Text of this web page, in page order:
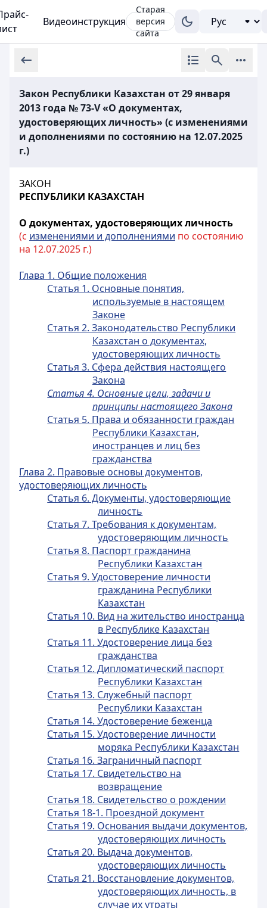
Видеоинструкция
Старая
версия
сайта
Закон Республики Казахстан от 29 января
2013 года № 73-V «О документах,
удостоверяющих личность» (с изменениями
и дополнениями по состоянию на 12.07.2025
г.)
ЗАКОН
РЕСПУБЛИКИ КАЗАХСТАН
О документах, удостоверяющих личность
(с изменениями и дополнениями по состоянию
на 12.07.2025 г.)
Глава 1. Общие положения
Статья 1. Основные понятия,
используемые в настоящем
Законе
Статья 2. Законодательство Республики
Казахстан о документах,
удостоверяющих личность
Статья 3. Сфера действия настоящего
Закона
Статья 4. Основные цели, задачи и
принципы настоящего Закона
Статья 5. Права и обязанности граждан
Республики Казахстан,
иностранцев и лиц без
гражданства
Глава 2. Правовые основы документов,
удостоверяющих личность
Статья 6. Документы, удостоверяющие
личность
Статья 7. Требования к документам,
удостоверяющим личность
Статья 8. Паспорт гражданина
Республики Казахстан
Статья 9. Удостоверение личности
гражданина Республики
Казахстан
Статья 10. Вид на жительство иностранца
в Республике Казахстан
Статья 11. Удостоверение лица без
гражданства
Статья 12. Дипломатический паспорт
Республики Казахстан
Статья 13. Служебный паспорт
Республики Казахстан
Статья 14. Удостоверение беженца
Статья 15. Удостоверение личности
моряка Республики Казахстан
Статья 16. Заграничный паспорт
Статья 17. Свидетельство на
возвращение
Статья 18. Свидетельство о рождении
Статья 18-1. Проездной документ
Статья 19. Основания выдачи документов,
удостоверяющих личность
Статья 20. Выдача документов,
удостоверяющих личность
Статья 21. Восстановление документов,
удостоверяющих личность, в
случае их утраты